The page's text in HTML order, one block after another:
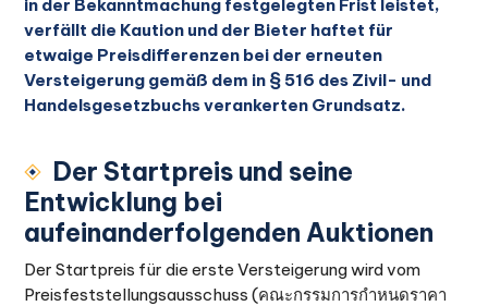
in der Bekanntmachung festgelegten Frist leistet,
verfällt die Kaution und der Bieter haftet für
etwaige Preisdifferenzen bei der erneuten
Versteigerung gemäß dem in § 516 des Zivil- und
Handelsgesetzbuchs verankerten Grundsatz.
Der Startpreis und seine
Entwicklung bei
aufeinanderfolgenden Auktionen
Der Startpreis für die erste Versteigerung wird vom
Preisfeststellungsausschuss (คณะกรรมการกำหนดราคา